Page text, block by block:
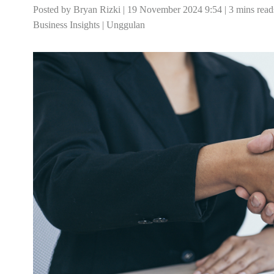
Posted by Bryan Rizki | 19 November 2024 9:54 | 3 mins
Business Insights| Unggulan